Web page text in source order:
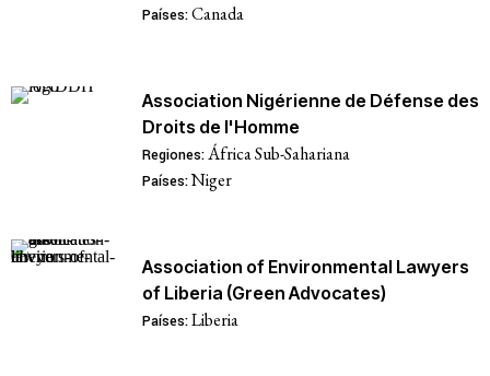
Países:Canada
Association Nigérienne de Défense des
Droits de l'Homme
Regiones:África Sub-Sahariana
Países:Niger
Association of Environmental Lawyers
of Liberia (Green Advocates)
Países:Liberia